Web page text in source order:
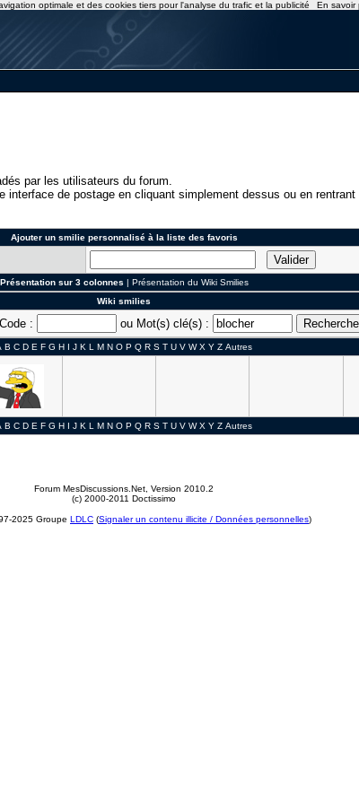
par les utilisateurs du forum.
interface de postage en cliquant simplement dessus ou en rentrant
Ajouter un smilie personnalisé à la liste des favoris
Présentation sur 3 colonnes | Présentation du Wiki Smilies
Wiki smilies
Code : ou Mot(s) clé(s) :
B C D E F G H I J K L M N O P Q R S T U V W X Y Z Autres
B C D E F G H I J K L M N O P Q R S T U V W X Y Z Autres
Forum MesDiscussions.Net , Version 2010.2
(c) 2000-2011 Doctissimo
2025 Groupe LDLC (Signaler un contenu illicite / Données personnelles)
optimale et des cookies tiers pour l'analyse du trafic et la publicité En savoir